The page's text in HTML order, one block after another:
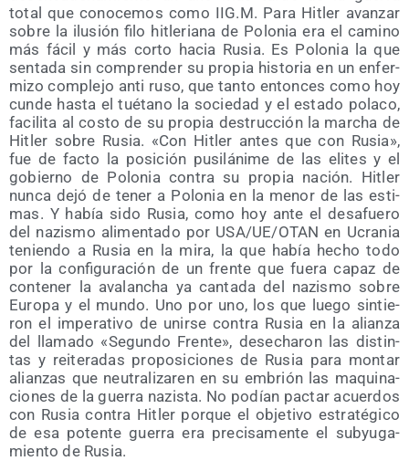
total que cono­ce­mos como IIG.M. Para Hitler avan­zar
sobre la ilu­sión filo hitle­ria­na de Polo­nia era el camino
más fácil y más cor­to hacia Rusia. Es Polo­nia la que
sen­ta­da sin com­pren­der su pro­pia his­to­ria en un enfer­
mi­zo com­ple­jo anti ruso, que tan­to enton­ces como hoy
cun­de has­ta el tué­tano la socie­dad y el esta­do pola­co,
faci­li­ta al cos­to de su pro­pia des­truc­ción la mar­cha de
Hitler sobre Rusia. «Con Hitler antes que con Rusia»,
fue de fac­to la posi­ción pusi­lá­ni­me de las eli­tes y el
gobierno de Polo­nia con­tra su pro­pia nación. Hitler
nun­ca dejó de tener a Polo­nia en la menor de las esti­
mas. Y había sido Rusia, como hoy ante el des­afue­ro
del nazis­mo ali­men­ta­do por USA/​UE/​OTAN en Ucra­nia
tenien­do a Rusia en la mira, la que había hecho todo
por la con­fi­gu­ra­ción de un fren­te que fue­ra capaz de
con­te­ner la ava­lan­cha ya can­ta­da del nazis­mo sobre
Euro­pa y el mun­do. Uno por uno, los que lue­go sin­tie­
ron el impe­ra­ti­vo de unir­se con­tra Rusia en la alian­za
del lla­ma­do «Segun­do Fren­te», dese­cha­ron las dis­tin­
tas y reite­ra­das pro­po­si­cio­nes de Rusia para mon­tar
alian­zas que neu­tra­li­za­ren en su embrión las maqui­na­
cio­nes de la gue­rra nazis­ta. No podían pac­tar acuer­dos
con Rusia con­tra Hitler por­que el obje­ti­vo estra­té­gi­co
de esa poten­te gue­rra era pre­ci­sa­men­te el sub­yu­ga­
mien­to de Rusia.